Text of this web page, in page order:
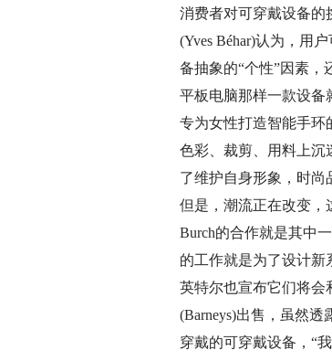
消费者对可穿戴设备的
(Yves Béhar)认为，用
备抽象的“个性”因素，
平板电脑那样一款设备
专为女性打造智能手环
色彩、裁剪、用料上沉
了维护自身形象，时尚
但是，潮流正在改变，
Burch的合作就是其中
的工作就是为了设计新
英特尔也宣布它们将
(Barneys)出售，虽然
穿戴的可穿戴设备，“